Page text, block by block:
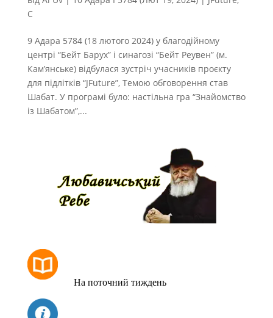
С
9 Адара 5784 (18 лютого 2024) у благодійному
центрі “Бейт Барух” і синагозі “Бейт Реувен” (м.
Кам’янське) відбулася зустріч учасників проєкту
для підлітків “JFuture”, Темою обговорення став
Шабат. У програмі було: настільна гра “Знайомство
із Шабатом”,...
На поточний тиждень